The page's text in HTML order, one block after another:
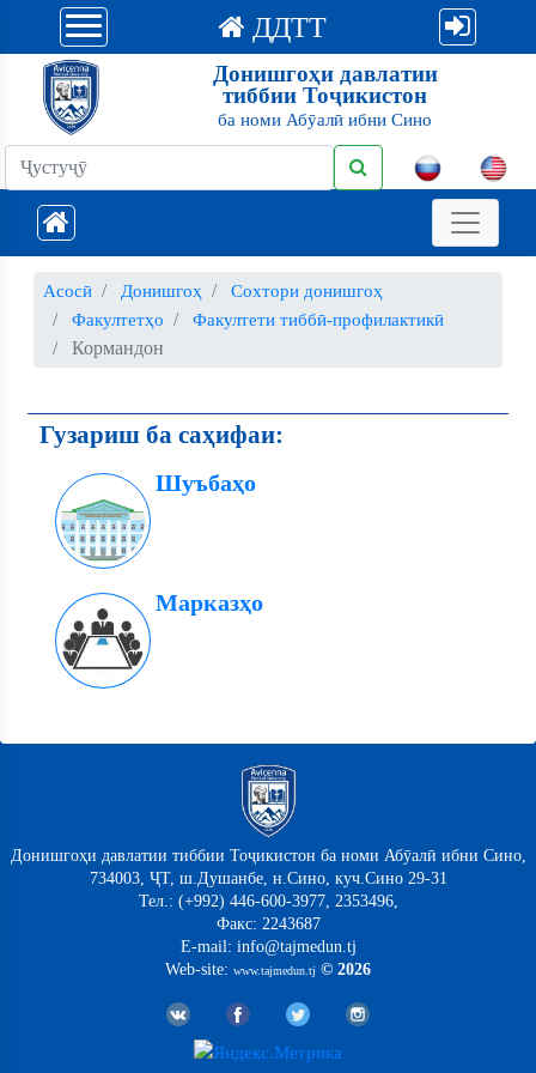
ДДТТ
Донишгоҳи давлатии
тиббии Тоҷикистон
ба номи Абӯалӣ ибни Сино
Асосӣ Донишгоҳ
Сохтори донишгоҳ
Факултетҳо
Факултети тиббӣ-профилактикӣ
Кормандон
Гузариш ба саҳифаи:
Шуъбаҳо
Марказҳо
Донишгоҳи давлатии тиббии Тоҷикистон ба номи Абӯалӣ ибни Сино,
734003, ҶТ, ш.Душанбе, н.Сино, куч.Сино 29-31
Тел.: (+992) 446-600-3977, 2353496,
Факс: 2243687
E-mail: info@tajmedun.tj
Web-site: www.tajmedun.tj © 2026